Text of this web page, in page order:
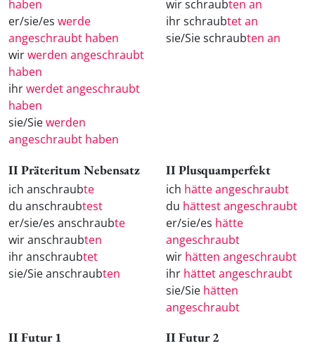
haben
er/sie/es werde
angeschraubt haben
wirwerden angeschraubt
haben
ihrwerdet angeschraubt
haben
sie/Siewerden
angeschraubt haben
wir schraubten an
ihr schraubtet an
sie/Sie schraubten an
II Präteritum Nebensatz
ich anschraubte
du anschraubtest
er/sie/es anschraubte
wir anschraubten
ihr anschraubtet
sie/Sie anschraubten
II Plusquamperfekt
ich hätte angeschraubt
du hättest angeschraubt
er/sie/es hätte
angeschraubt
wir hätten angeschraubt
ihr hättet angeschraubt
sie/Sie hätten
angeschraubt
II Futur 1 II Futur 2